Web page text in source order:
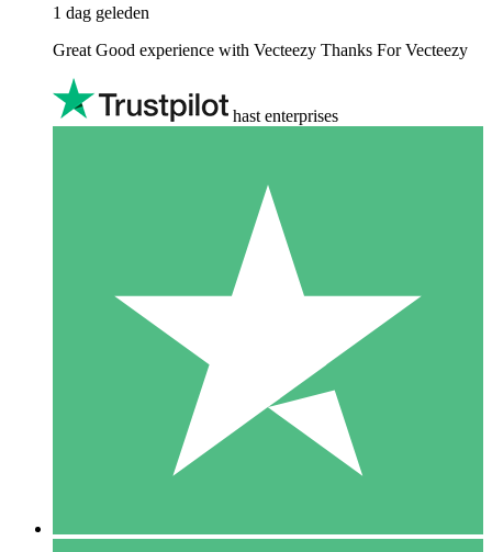
1 dag geleden
Great Good experience with Vecteezy Thanks For Vecteezy
hast enterprises